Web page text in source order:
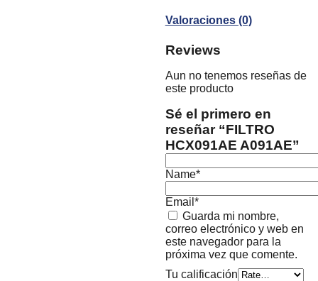
Valoraciones (0)
Reviews
Aun no tenemos reseñas de
este producto
Sé el primero en
reseñar “FILTRO
HCX091AE A091AE”
Name*
Email*
Guarda mi nombre,
correo electrónico y web en
este navegador para la
próxima vez que comente.
Tu calificación